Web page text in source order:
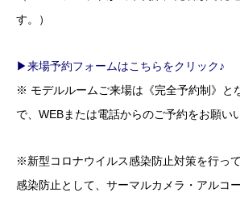
す。）
▶来場予約フォームはこちらをクリック♪
※ モデルルームご来場は《完全予約制》と
で、WEBまたは電話からのご予約をお願い
※新型コロナウイルス感染防止対策を行って
感染防止として、サーマルカメラ・アルコ